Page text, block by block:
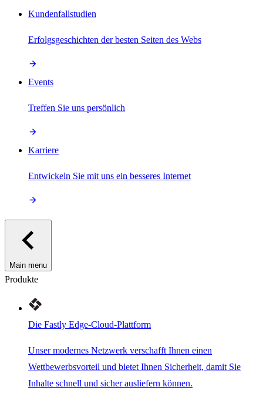
Kundenfallstudien
Erfolgsgeschichten der besten Seiten des Webs
Events
Treffen Sie uns persönlich
Karriere
Entwickeln Sie mit uns ein besseres Internet
Main menu
Produkte
Die Fastly Edge-Cloud-Plattform
Unser modernes Netzwerk verschafft Ihnen einen
Wettbewerbsvorteil und bietet Ihnen Sicherheit, damit Sie
Inhalte schnell und sicher ausliefern können.